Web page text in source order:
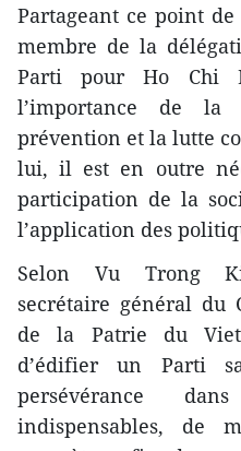
Partageant ce point
membre de la
Parti pour Ho Chi
l’importance de la
prévention et la lutte
lui, il est en outre
participation de la
l’application des
Selon Vu Trong
secrétaire général du
de la Patrie du
d’édifier un Parti
persévérance
indispensables, de